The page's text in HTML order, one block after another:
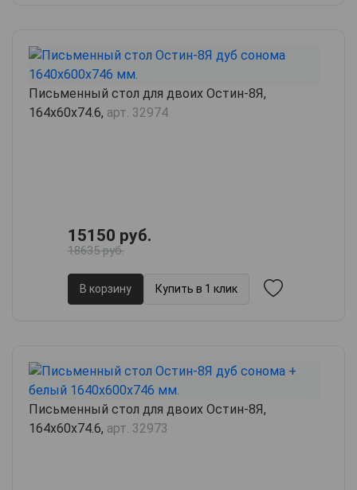
Письменный стол для двоих Остин-8Я,
164х60х74.6, арт. 32974
15150 руб.
18635 руб.
В корзину Купить в 1 клик
Письменный стол для двоих Остин-8Я,
164х60х74.6, арт. 32973